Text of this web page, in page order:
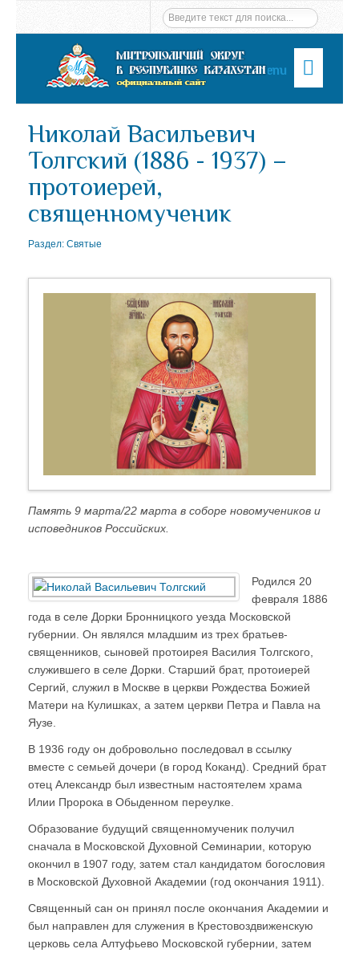
Menu
Николай Васильевич
Толгский (1886 - 1937) –
протоиерей,
священномученик
Раздел: Святые
Память 9 марта/22 марта в соборе новомучеников и
исповедников Российских.
Родился 20
февраля 1886
года в селе Дорки Бронницкого уезда Московской
губернии. Он являлся младшим из трех братьев-
священников, сыновей протоирея Василия Толгского,
служившего в селе Дорки. Старший брат, протоиерей
Сергий, служил в Москве в церкви Рождества Божией
Матери на Кулишках, а затем церкви Петра и Павла на
Яузе.
В 1936 году он добровольно последовал в ссылку
вместе с семьей дочери (в город Коканд). Средний брат
отец Александр был известным настоятелем храма
Илии Пророка в Обыденном переулке.
Образование будущий священномученик получил
сначала в Московской Духовной Семинарии, которую
окончил в 1907 году, затем стал кандидатом богословия
в Московской Духовной Академии (год окончания 1911).
Священный сан он принял после окончания Академии и
был направлен для служения в Крестовоздвиженскую
церковь села Алтуфьево Московской губернии, затем